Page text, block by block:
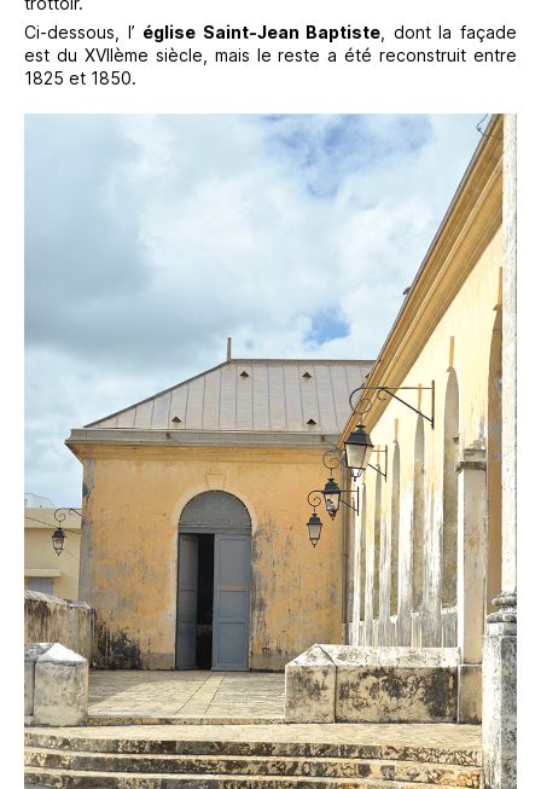
Ci-dessous, l’ église Saint-Jean Baptiste , dont la façade
est du XVIIème siècle, mais le reste a été reconstruit entre
1825 et 1850.